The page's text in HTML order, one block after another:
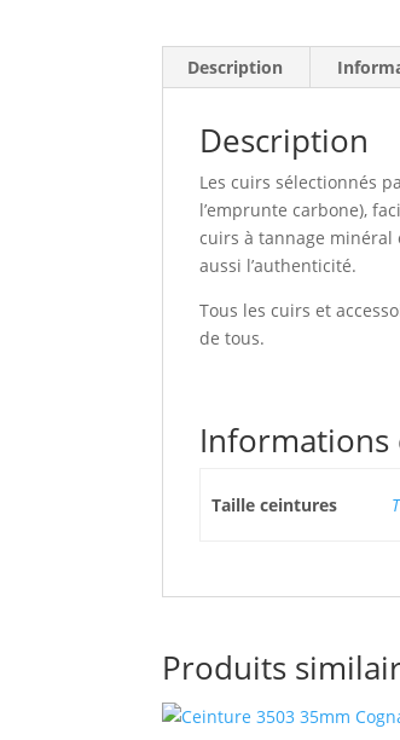
Description
Description
Les cuirs sélectionnés
l’emprunte carbone),
cuirs à tannage minéral
aussi l’authenticité.
Tous les cuirs et
de tous.
Taille ceintures
Produits